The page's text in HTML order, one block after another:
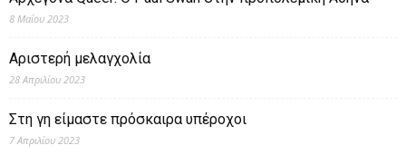
8 Μαΐου 2023
Αριστερή μελαγχολία
28 Απριλίου 2023
Στη γη είμαστε πρόσκαιρα υπέροχοι
7 Απριλίου 2023